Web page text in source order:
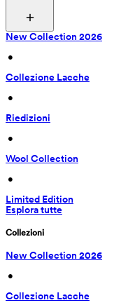
New Collection 2026
•
Collezione Lacche
•
Riedizioni
•
Wool Collection
•
Limited Edition
Esplora tutte
Collezioni
New Collection 2026
•
Collezione Lacche